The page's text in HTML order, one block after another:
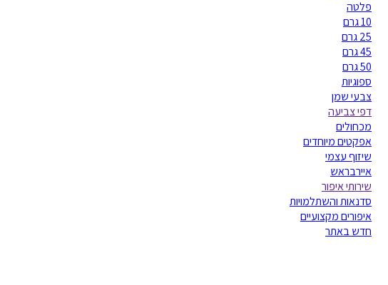
פלטה
10 גרם
25 גרם
45 גרם
50 גרם
ספוגיות
צבעי שמן
דפי צביעה
מכחולים
אפקטים מיוחדים
שיזוף עצמי
איירבראש
שירותי איפור
סדנאות והשתלמויות
איפורים מקצועיים
חדש באתר